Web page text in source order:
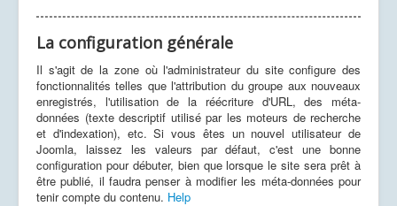
La configuration générale
Il s'agit de la zone où l'administrateur du site configure des
fonctionnalités telles que l'attribution du groupe aux nouveaux
enregistrés, l'utilisation de la réécriture d'URL, des méta-
données (texte descriptif utilisé par les moteurs de recherche
et d'indexation), etc. Si vous êtes un nouvel utilisateur de
Joomla, laissez les valeurs par défaut, c'est une bonne
configuration pour débuter, bien que lorsque le site sera prêt à
être publié, il faudra penser à modifier les méta-données pour
tenir compte du contenu. Help